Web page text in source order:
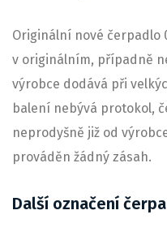
Originální nové čerpadlo
v originálním, případně
výrobce dodává při
balení nebývá protokol,
neprodyšně již od
prováděn žádný zásah.
Další označení